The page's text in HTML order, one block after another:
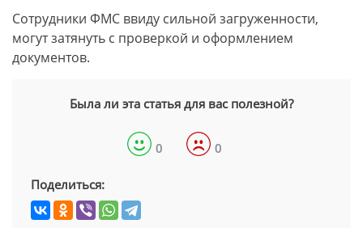
Сотрудники ФМС ввиду сильной загруженности,
могут затянуть с проверкой и оформлением
документов.
Была ли эта статья для вас полезной?
0 0
Поделиться: